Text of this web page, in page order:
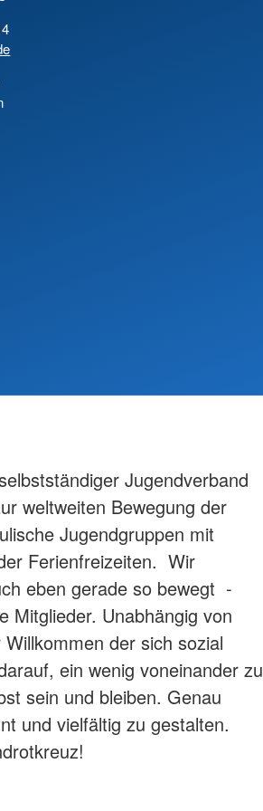
Jugendverband
weltweiten Bewegung der
Jugendgruppen mit
Ferienfreizeiten. Wir
eben gerade so bewegt -
Mitglieder. Unabhängig von
der sich sozial
ein wenig voneinander zu
sein und bleiben. Genau
und vielfältig zu gestalten.